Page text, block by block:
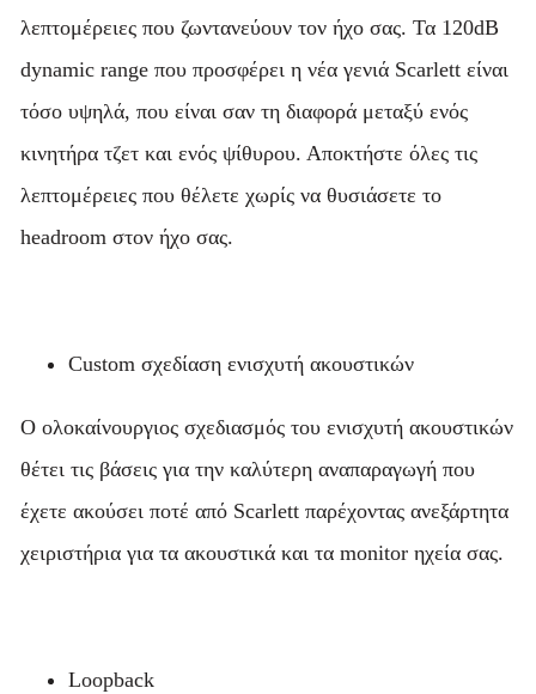
λεπτομέρειες που ζωντανεύουν τον ήχο σας. Τα 120dB
dynamic range που προσφέρει η νέα γενιά Scarlett είναι
τόσο υψηλά, που είναι σαν τη διαφορά μεταξύ ενός
κινητήρα τζετ και ενός ψίθυρου. Αποκτήστε όλες τις
λεπτομέρειες που θέλετε χωρίς να θυσιάσετε το
headroom στον ήχο σας.
Custom σχεδίαση ενισχυτή ακουστικών
Ο ολοκαίνουργιος σχεδιασμός του ενισχυτή ακουστικών
θέτει τις βάσεις για την καλύτερη αναπαραγωγή που
έχετε ακούσει ποτέ από Scarlett παρέχοντας ανεξάρτητα
χειριστήρια για τα ακουστικά και τα monitor ηχεία σας.
Loopback